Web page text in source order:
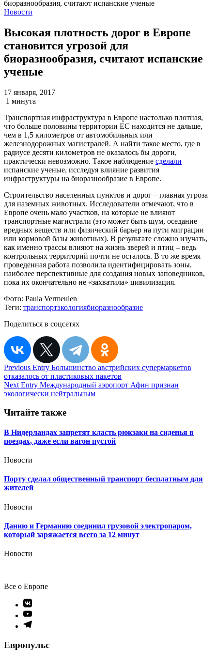
Новости
Высокая плотность дорог в Европе
становится угрозой для
биоразнообразия, считают испанские
ученые
17 января, 2017
1 минута
Транспортная инфраструктура в Европе настолько плотная,
что больше половины территории ЕС находится не дальше,
чем в 1,5 километров от автомобильных или
железнодорожных магистралей. А найти такое место, где в
радиусе десяти километров не оказалось бы дороги,
практически невозможно. Такое наблюдение сделали
испанские ученые, исследуя влияние развития
инфраструктуры на биоразнообразие в Европе.
Строительство населенных пунктов и дорог – главная угроза
для наземных животных. Исследователи отмечают, что в
Европе очень мало участков, на которые не влияют
транспортные магистрали (это может быть шум, оседание
вредных веществ или физический барьер на пути миграции
или кормовой базы животных). В результате сложно изучать,
как именно трассы влияют на жизнь зверей и птиц – ведь
контрольных территорий почти не осталось. В то же время
проведенная работа позволила идентифицировать зоны,
наиболее перспективные для создания новых заповедников,
пока их окончательно не «захватила» цивилизация.
Фото: Paula Vermeulen
Теги: транспортэкологиябиоразнообразие
Поделиться в соцсетях
Навигация
по
записям
Previous Entry Большинство австрийских супермаркетов
отказалось от пластиковых пакетов
Next Entry Международный аэропорт Афин признан
экологически нейтральным
Читайте также
В Нидерландах запретят класть рюкзаки на сиденья в
поездах, даже если вагон пустой
Новости
Порту сделал общественный транспорт бесплатным для
жителей
Новости
Данию и Германию соединил грузовой электропаром,
который заряжается всего за 12 минут
Новости
Все о Европе
Элемент
меню
Элемент
меню
Элемент
Европульс